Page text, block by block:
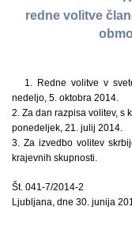
redne volitve
1. Redne volitve v
nedeljo, 5. oktobra 2014.
2. Za dan razpisa volitev, s
ponedeljek, 21. julij 2014.
3. Za izvedbo volitev
krajevnih skupnosti.
Št. 041-7/2014-2
Ljubljana, dne 30. junija